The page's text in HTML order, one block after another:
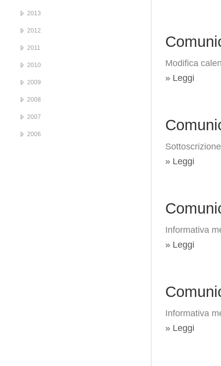
Modifica
» Leggi
» Leggi
Informativa
» Leggi
Informativa
» Leggi
2013
2012
2011
2010
2009
2008
2007
2006